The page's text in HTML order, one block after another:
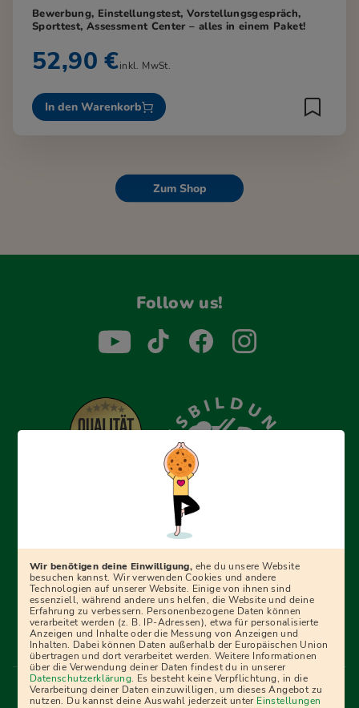
Bewerbung, Einstellungstest, Vorstellungsgespräch,
Sporttest, Assessment Center – alles in einem Paket!
52,90 €inkl. MwSt.
In den Warenkorb
Zum Shop
Follow us!
Erfolgreich bewerben mit Ausbildungspark: Wir
begleiten dich Schritt für Schritt bei deinem Start in den
Ratgebern und Prüfungspaketen, interaktiven
Videokursen und vielem mehr. Für alle, die was werden
wollen!
Menü Fußleiste
Impressum Bildquellen Presse
Mediadaten
Wir benötigen deine Einwilligung, ehe du unsere Website
besuchen kannst. Wir verwenden Cookies und andere
Technologien auf unserer Website. Einige von ihnen sind
essenziell, während andere uns helfen, die Website und deine
Erfahrung zu verbessern. Personenbezogene Daten können
verarbeitet werden (z. B. IP-Adressen), etwa für personalisierte
Anzeigen und Inhalte oder die Messung von Anzeigen und
Inhalten. Dabei können Daten außerhalb der Europäischen Union
übertragen und dort verarbeitet werden. Weitere Informationen
über die Verwendung deiner Daten findest du in unserer
Datenschutzerklärung. Es besteht keine Verpflichtung, in die
Verarbeitung deiner Daten einzuwilligen, um dieses Angebot zu
nutzen. Du kannst deine Auswahl jederzeit unter Einstellungen